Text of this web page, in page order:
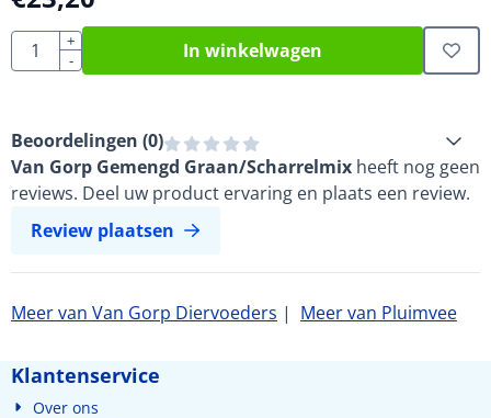
Aantal
+
-
In winkelwagen
Beoordelingen (0)
Van Gorp Gemengd Graan/Scharrelmix heeft nog geen
reviews. Deel uw product ervaring en plaats een review.
Review plaatsen
Meer van Van Gorp Diervoeders | Meer van Pluimvee
Klantenservice
Over ons